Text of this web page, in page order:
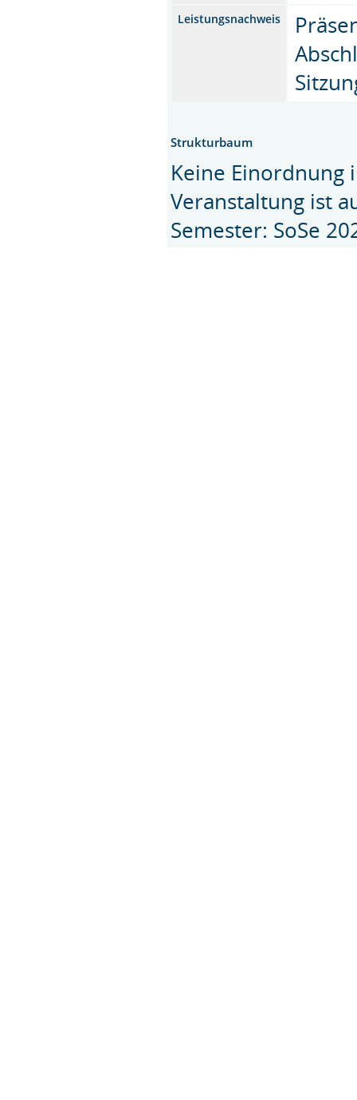
Leistungsnachweis
Strukturbaum
Keine Einordnung
Veranstaltung ist
Semester: SoSe